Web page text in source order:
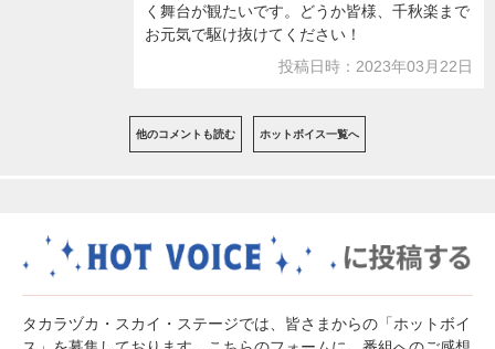
く舞台が観たいです。どうか皆様、千秋楽まで
お元気で駆け抜けてください！
投稿日時：2023年03月22日
他のコメントも読む ホットボイス一覧へ
タカラヅカ・スカイ・ステージでは、皆さまからの「ホットボイ